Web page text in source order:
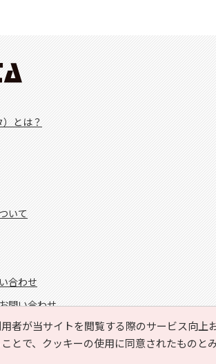
者が当サイトを閲覧する際のサービス向
とで、クッキーの使用に同意されたものと
とは？
いて
合わせ
問い合わせ